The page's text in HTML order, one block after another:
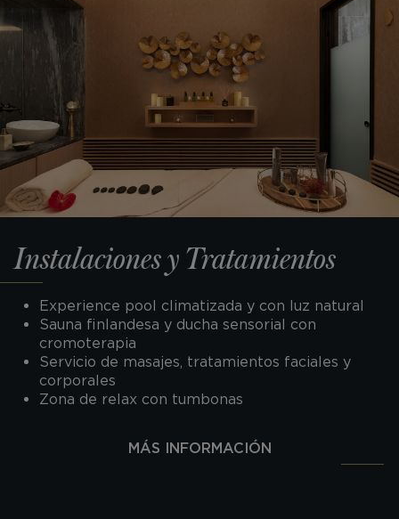
Instalaciones y Tratamientos
Experience pool climatizada y con luz natural
Sauna finlandesa y ducha sensorial con
cromoterapia
Servicio de masajes, tratamientos faciales y
corporales
Zona de relax con tumbonas
MÁS INFORMACIÓN